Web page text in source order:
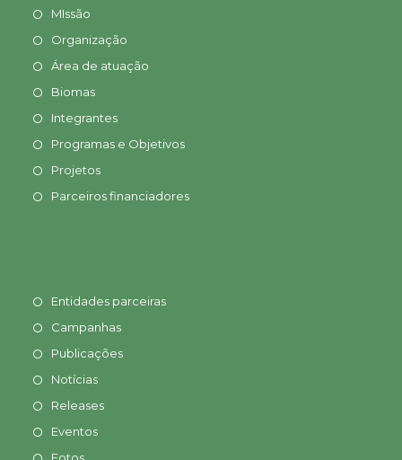
MIssão
Organização
Área de atuação
Biomas
Integrantes
Programas e Objetivos
Projetos
Parceiros financiadores
Entidades parceiras
Campanhas
Publicações
Notícias
Releases
Eventos